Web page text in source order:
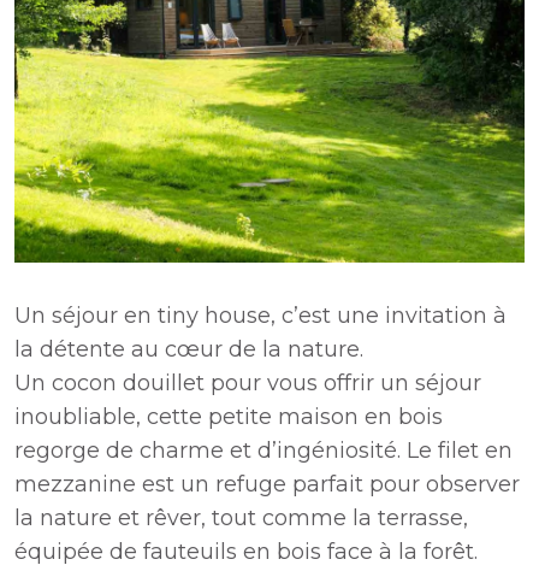
Un séjour en tiny house, c’est une invitation à
la détente au cœur de la nature.
Un cocon douillet pour vous offrir un séjour
inoubliable, cette petite maison en bois
regorge de charme et d’ingéniosité. Le filet en
mezzanine est un refuge parfait pour observer
la nature et rêver, tout comme la terrasse,
équipée de fauteuils en bois face à la forêt.